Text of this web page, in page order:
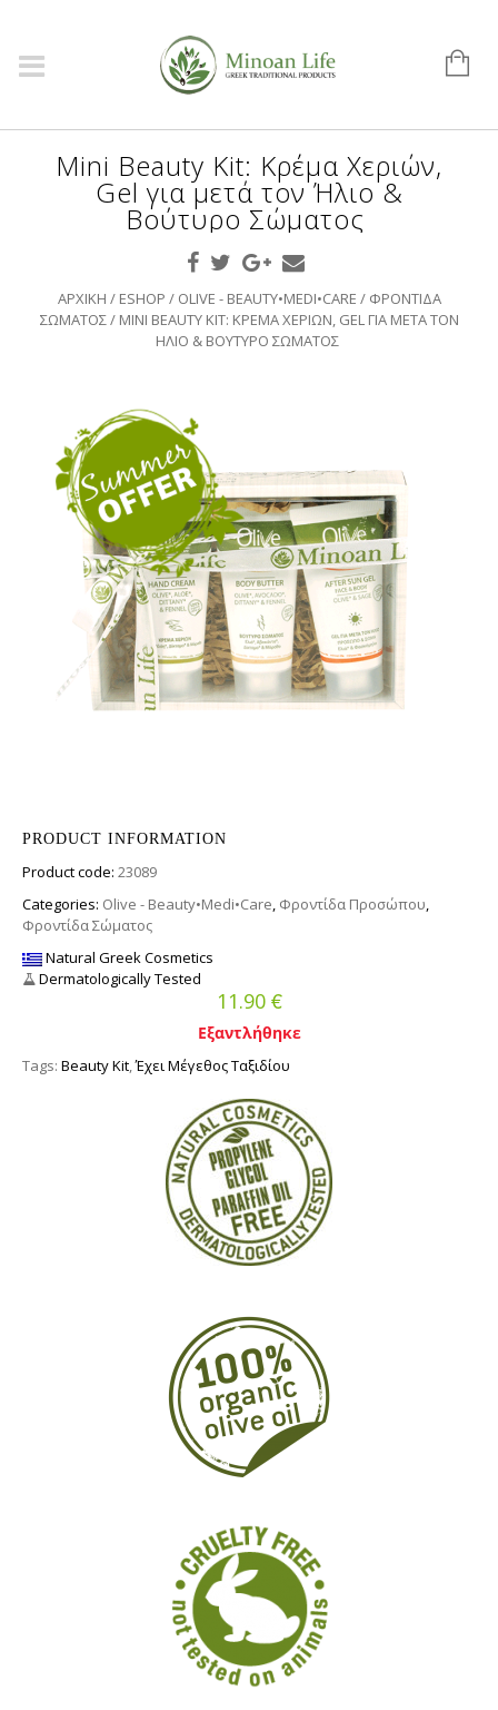
Mini Beauty Kit: Κρέμα Χεριών,
Gel για μετά τον Ήλιο &
Βούτυρο Σώματος
ΑΡΧΙΚΉ / ESHOP / OLIVE - BEAUTY•MEDI•CARE / ΦΡΟΝΤΊΔΑ
ΣΏΜΑΤΟΣ/ MINI BEAUTY KIT: ΚΡΈΜΑ ΧΕΡΙΏΝ, GEL ΓΙΑ ΜΕΤΆ ΤΟΝ
ΉΛΙΟ & ΒΟΎΤΥΡΟ ΣΏΜΑΤΟΣ
PRODUCT INFORMATION
Product code: 23089
Categories: Olive - Beauty•Medi•Care, Φροντίδα Προσώπου,
Φροντίδα Σώματος
Natural Greek Cosmetics
Dermatologically Tested
11.90 €
Εξαντλήθηκε
Tags: Beauty Kit,Έχει Μέγεθος Ταξιδίου